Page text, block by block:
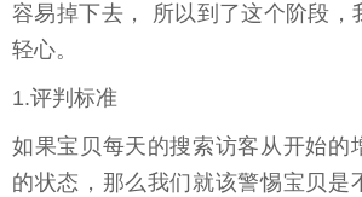
容易掉下去， 所以到了这个阶段，
轻心。
1.评判标准
如果宝贝每天的搜索访客从开始的
的状态，那么我们就该警惕宝贝是